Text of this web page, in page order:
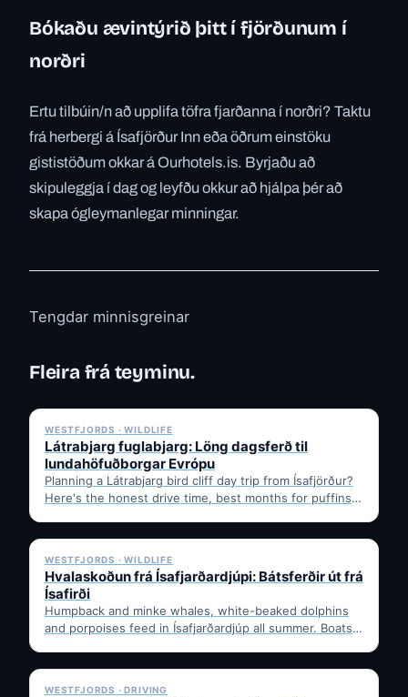
Bókaðu ævintýrið þitt í fjörðunum í
norðri
Ertu tilbúin/n að upplifa töfra fjarðanna í norðri? Taktu
frá herbergi á Ísafjörður Inn eða öðrum einstöku
gististöðum okkar á Ourhotels.is. Byrjaðu að
skipuleggja í dag og leyfðu okkur að hjálpa þér að
skapa ógleymanlegar minningar.
Tengdar minnisgreinar
Fleira frá teyminu.
WESTFJORDS · WILDLIFE
Látrabjarg fuglabjarg: Löng dagsferð til
lundahöfuðborgar Evrópu
Planning a Látrabjarg bird cliff day trip from Ísafjörður?
Here's the honest drive time, best months for puffins,
✓ 6 JUL
WESTFJORDS · WILDLIFE
Hvalaskoðun frá Ísafjarðardjúpi: Bátsferðir út frá
Ísafirði
Humpback and minke whales, white-beaked dolphins
and porpoises feed in Ísafjarðardjúp all summer. Boats
✓ 6 JUL
WESTFJORDS · DRIVING